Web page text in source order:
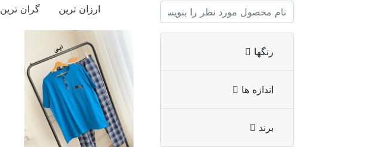
رنگها
اندازه ها
برند
ارزان ترین
گران ترین